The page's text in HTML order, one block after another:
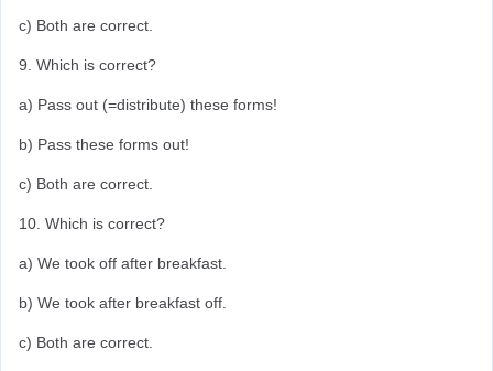
c) Both are correct.
9. Which is correct?
a) Pass out (=distribute) these forms!
b) Pass these forms out!
c) Both are correct.
10. Which is correct?
a) We took off after breakfast.
b) We took after breakfast off.
c) Both are correct.